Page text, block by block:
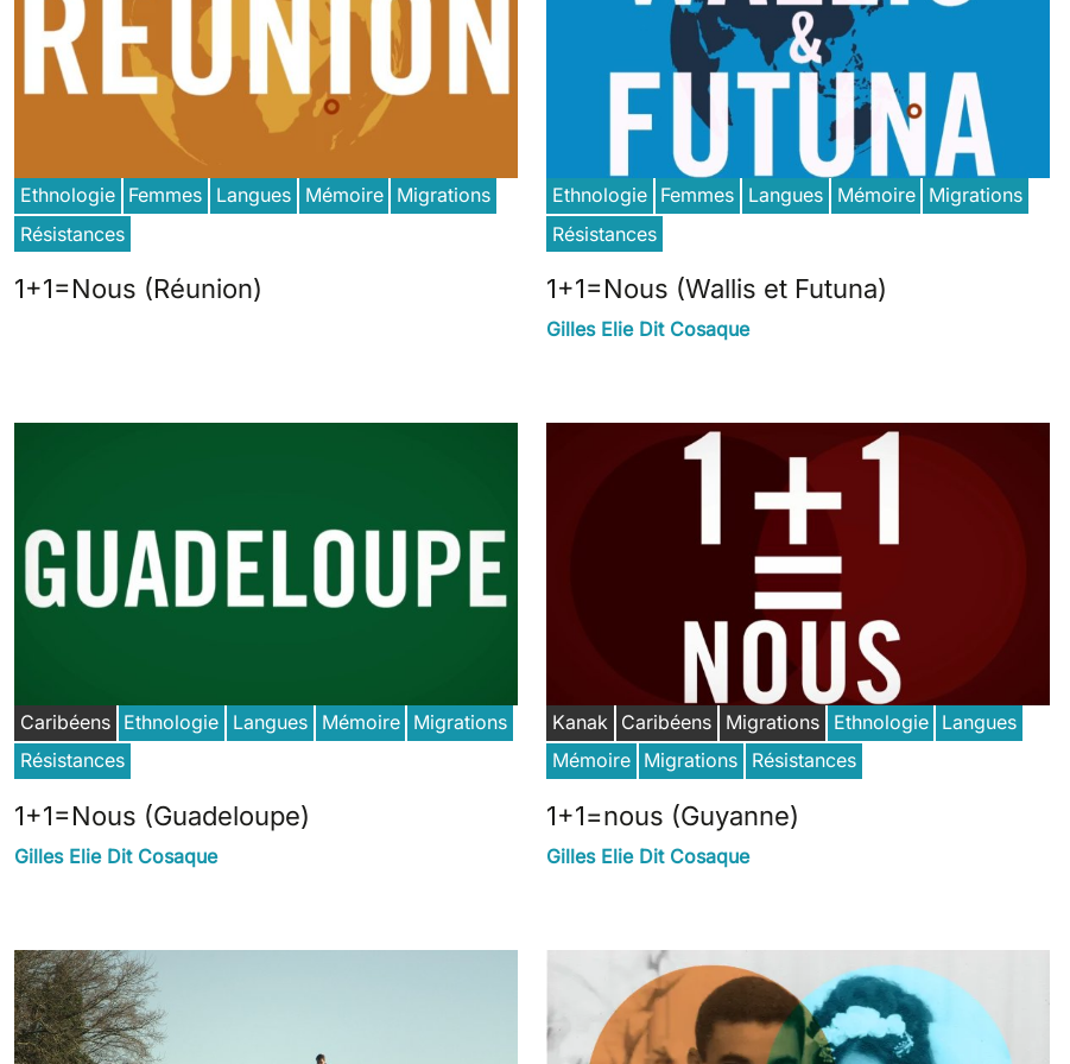
Ethnologie Femmes Langues Mémoire
Migrations
Résistances
1+1=Nous (Réunion)
Ethnologie Femmes Langues Mémoire
Migrations
Résistances
1+1=Nous (Wallis et Futuna)
Gilles Elie Dit Cosaque
Caribéens Ethnologie Langues Mémoire
Migrations
Résistances
1+1=Nous (Guadeloupe)
Gilles Elie Dit Cosaque
Kanak Caribéens Migrations Ethnologie
Langues
Mémoire
Migrations Résistances
1+1=nous (Guyanne)
Gilles Elie Dit Cosaque